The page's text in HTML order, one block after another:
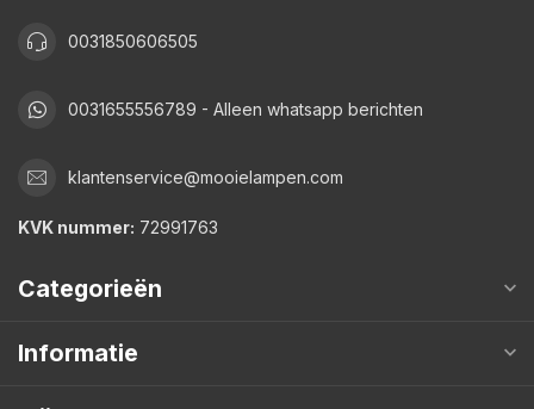
0031850606505
0031655556789 - Alleen whatsapp berichten
klantenservice@mooielampen.com
KVK nummer: 72991763
Categorieën
Informatie